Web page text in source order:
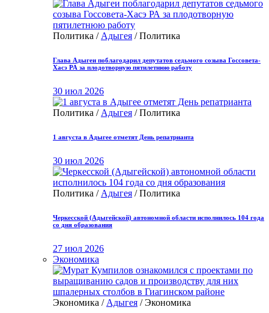
Политика / Адыгея / Политика
Глава Адыгеи поблагодарил депутатов седьмого созыва Госсовета-
Хасэ РА за плодотворную пятилетнюю работу
30 июл 2026
Политика / Адыгея / Политика
1 августа в Адыгее отметят День репатрианта
30 июл 2026
Политика / Адыгея / Политика
Черкесской (Адыгейской) автономной области исполнилось 104 года
со дня образования
27 июл 2026
Экономика
Экономика / Адыгея / Экономика